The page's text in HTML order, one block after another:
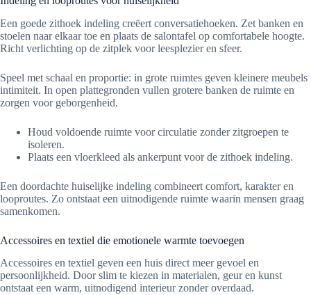
Een goede zithoek indeling creëert conversatiehoeken. Zet banken en
stoelen naar elkaar toe en plaats de salontafel op comfortabele hoogte.
Richt verlichting op de zitplek voor leesplezier en sfeer.
Speel met schaal en proportie: in grote ruimtes geven kleinere meubels
intimiteit. In open plattegronden vullen grotere banken de ruimte en
zorgen voor geborgenheid.
Houd voldoende ruimte voor circulatie zonder zitgroepen te
isoleren.
Plaats een vloerkleed als ankerpunt voor de zithoek indeling.
Een doordachte huiselijke indeling combineert comfort, karakter en
looproutes. Zo ontstaat een uitnodigende ruimte waarin mensen graag
samenkomen.
Accessoires en textiel die emotionele warmte toevoegen
Accessoires en textiel geven een huis direct meer gevoel en
persoonlijkheid. Door slim te kiezen in materialen, geur en kunst
ontstaat een warm, uitnodigend interieur zonder overdaad.